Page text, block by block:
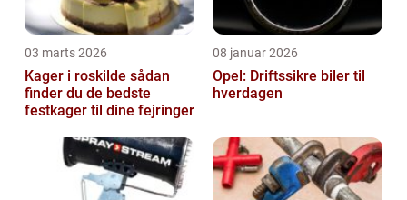
03 marts 2026
Kager i roskilde sådan
finder du de bedste
festkager til dine fejringer
08 januar 2026
Opel: Driftssikre biler til
hverdagen